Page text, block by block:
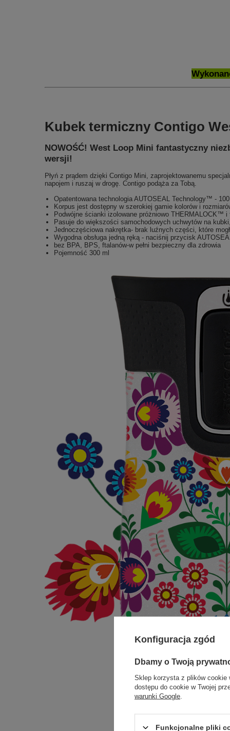
Kubek termiczny Contigo
NOWOŚĆ! West Loop Mini fantastyczny
wersji!
Płyń z prądem dzięki Contigo Mini, zaprojektowanemu
napojem i ruszaj w drogę. Contigo podąża za Tobą.
Opatentowana technologia AUTOSEAL Technology™ -
Korpus jest dostępny w szerokiej gamie kolorów i
Podwójne ścianki izolowane próżniowo THERMALOCK™
Pasuje do większości samochodowych uchwytów na
Jednoczęściowa nakrętka- brak luźnych części, które
Wygodna obsługa jedną ręką - naciśnij przycisk
bez BPA, BPS, ftalanów-w pełni bezpieczny dla zdrowia
Pojemność 300 ml
Konfiguracja zgód
Dbamy o Twoją
Sklep korzysta z plików cookie
dostępu do cookie w Twojej
warunki Google
Funkcjonalne pliki